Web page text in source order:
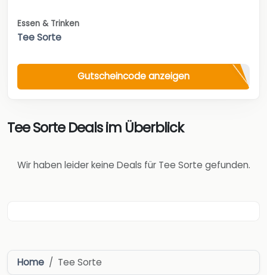
Essen & Trinken
Tee Sorte
Gutscheincode anzeigen
Tee Sorte Deals im Überblick
Wir haben leider keine Deals für Tee Sorte gefunden.
Home Tee Sorte